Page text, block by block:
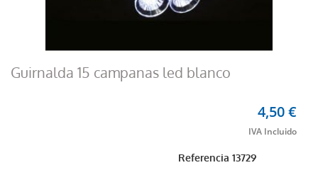
Guirnalda 15 campanas led blanco
Referencia13729
4,50 €